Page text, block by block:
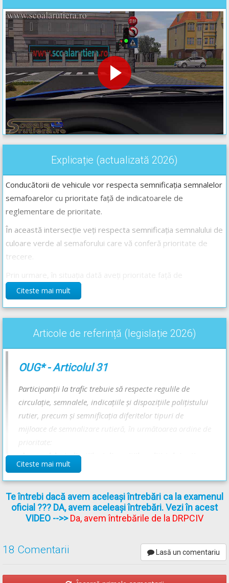
Explicație (actualizată 2026)
Conducătorii de vehicule vor respecta semnificația semnalelor
semafoarelor cu prioritate față de indicatoarele de
reglementare de prioritate.
În această intersecție veți respecta semnificația semnalului de
culoare verde al semaforului care vă conferă prioritate de
trecere.
autoturismul alb din dreapta.
Răspunsul corect este: C
Recomandări:
la stângașiTrecere pentru pietoni
Semnificația tuturor semnalelor semafoarelor - Lecție Audio-
Video -->>Codul rutier - Semnalele luminoase sau sonore
Ordinea în care se respectă semnificația semnalizării rutiere -
Lecție Audio-Video -->Codul Rutier - Ordinea de prioritate între
diferitele tipuri de semnalizare rutieră
Citeste mai mult
Articole de referință (legislație 2026)
OUG* - Articolul 31
Participanţii la trafic trebuie să respecte regulile de
circulaţie, semnalele, indicaţiile şi dispoziţiile poliţistului
rutier, precum şi semnificaţia diferitelor tipuri de
mijloace de semnalizare rutieră, în următoarea ordine de
a)semnalele, indicaţiile şi dispoziţiile poliţistului rutier;
b)semnalele speciale de avertizare, luminoase sau sonore
ale autovehiculelor, prevăzute la art. 32 alin. (2) lit. a) şi
b);
c)semnalizarea temporară și/sau indicatoarele
electronice, care modifică regimul normal de desfășurare
d)semnalele luminoase sau sonore;
f)marcajele;
Citeste mai mult
Te întrebi dacă avem aceleași întrebări ca la examenul
oficial ??? DA, avem aceleași întrebări. Vezi în acest
VIDEO -->>Da, avem întrebările de la DRPCIV
18 Comentarii Lasă un comentariu